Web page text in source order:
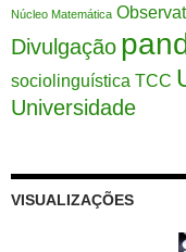
Núcleo Matemática
Divulgação
sociolinguística TCC
Universidade
VISUALIZAÇÕES